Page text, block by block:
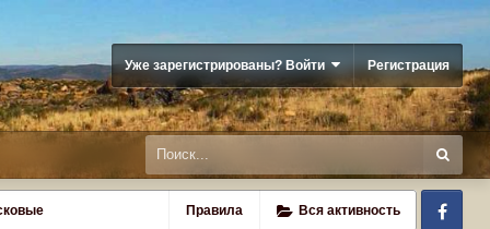
Уже зарегистрированы? Войти Регистрация
Правила Вся активность